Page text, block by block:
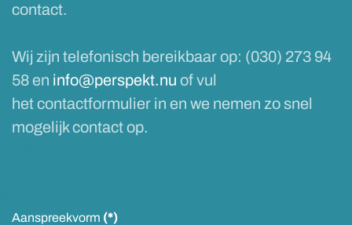
contact.
Wij zijn telefonisch bereikbaar op: (030) 273 94
58 en info@perspekt.nu of vul
het contactformulier in en we nemen zo snel
mogelijk contact op.
Aanspreekvorm (*)